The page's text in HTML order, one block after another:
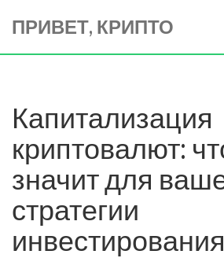
ПРИВЕТ, КРИПТО
Капитализация
криптовалют:
значит для
стратегии
инвестирования